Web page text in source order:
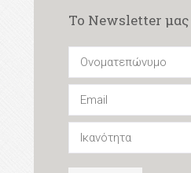
Το Newsletter μας